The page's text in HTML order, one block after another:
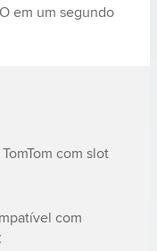
em um segundo
com slot